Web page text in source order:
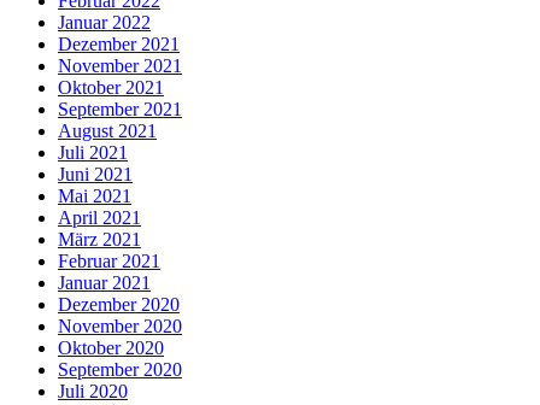
Januar 2022
Dezember 2021
November 2021
Oktober 2021
September 2021
August 2021
Juli 2021
Juni 2021
Mai 2021
April 2021
März 2021
Februar 2021
Januar 2021
Dezember 2020
November 2020
Oktober 2020
September 2020
Juli 2020